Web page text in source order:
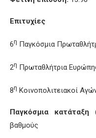
Επιτυχίες
6η Παγκόσμια
2η Πρωταθλήτρια
8η Κοινοπολιτειακοί
Παγκόσμια
βαθμούς